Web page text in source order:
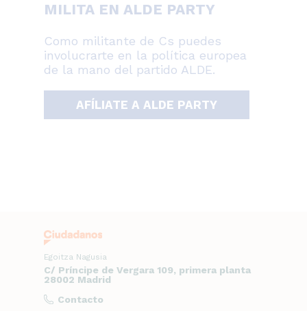
MILITA EN ALDE PARTY
Como militante de Cs puedes
involucrarte en la política europea
de la mano del partido ALDE.
AFÍLIATE A ALDE PARTY
Egoitza Nagusia
C/ Príncipe de Vergara 109, primera planta
28002 Madrid
Contacto